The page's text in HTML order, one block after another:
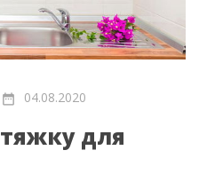
04.08.2020
для